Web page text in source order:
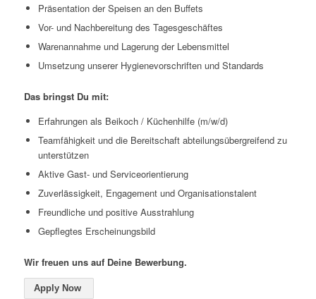
Präsentation der Speisen an den Buffets
Vor- und Nachbereitung des Tagesgeschäftes
Warenannahme und Lagerung der Lebensmittel
Umsetzung unserer Hygienevorschriften und Standards
Das bringst Du mit:
Erfahrungen als Beikoch / Küchenhilfe (m/w/d)
Teamfähigkeit und die Bereitschaft abteilungsübergreifend zu
unterstützen
Aktive Gast- und Serviceorientierung
Zuverlässigkeit, Engagement und Organisationstalent
Freundliche und positive Ausstrahlung
Gepflegtes Erscheinungsbild
Wir freuen uns auf Deine Bewerbung.
Apply Now